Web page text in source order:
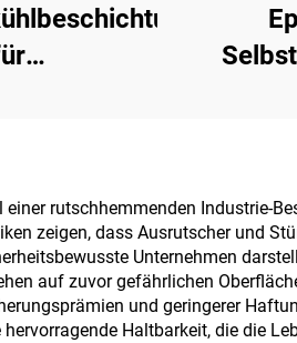
einer rutschhemmenden Industrie-
zeigen, dass Ausrutscher und
Unternehmen
auf zuvor gefährlichen
und geringerer
Haltbarkeit, die die